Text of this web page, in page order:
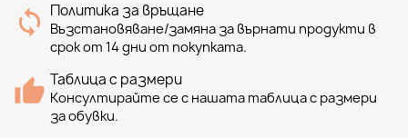
Политика за връщане
Възстановяване/замяна за върнати продукти в
срок от 14 дни от покупката.
Таблица с размери
Консултирайте се с нашата таблица с размери
за обувки.